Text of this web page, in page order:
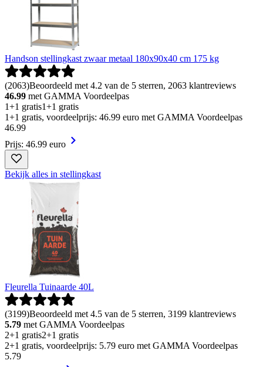
Handson stellingkast zwaar metaal 180x90x40 cm 175 kg
(2063)Beoordeeld met 4.2 van de 5 sterren, 2063 klantreviews
46.99 met GAMMA Voordeelpas
1+1 gratis1+1 gratis
1+1 gratis, voordeelprijs: 46.99 euro met GAMMA Voordeelpas
46.99
Prijs: 46.99 euro
Bekijk alles in stellingkast
Fleurella Tuinaarde 40L
(3199)Beoordeeld met 4.5 van de 5 sterren, 3199 klantreviews
5.79 met GAMMA Voordeelpas
2+1 gratis2+1 gratis
2+1 gratis, voordeelprijs: 5.79 euro met GAMMA Voordeelpas
5.79